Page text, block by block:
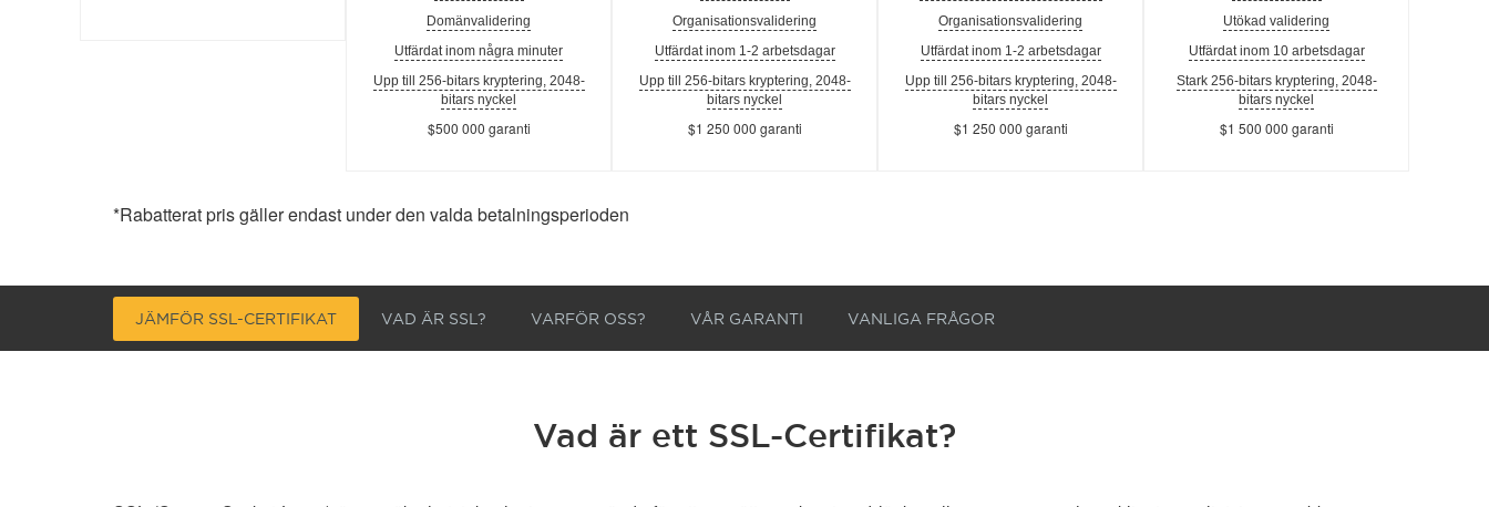
Domänvalidering
Utfärdat inom några minuter
Upp till 256-bitars kryptering, 2048-
bitars nyckel
$500 000 garanti
Organisationsvalidering
Utfärdat inom 1-2 arbetsdagar
Upp till 256-bitars kryptering, 2048-
bitars nyckel
$1 250 000 garanti
Organisationsvalidering
Utfärdat inom 1-2 arbetsdagar
Upp till 256-bitars kryptering, 2048-
bitars nyckel
$1 250 000 garanti
Utökad validering
Utfärdat inom 10 arbetsdagar
Stark 256-bitars kryptering, 2048-
bitars nyckel
$1 500 000 garanti
*Rabatterat pris gäller endast under den valda betalningsperioden
JÄMFÖR SSL-CERTIFIKAT VAD ÄR SSL? VARFÖR OSS? VÅR GARANTI VANLIGA FRÅGOR
Vad är ett SSL-Certifikat?